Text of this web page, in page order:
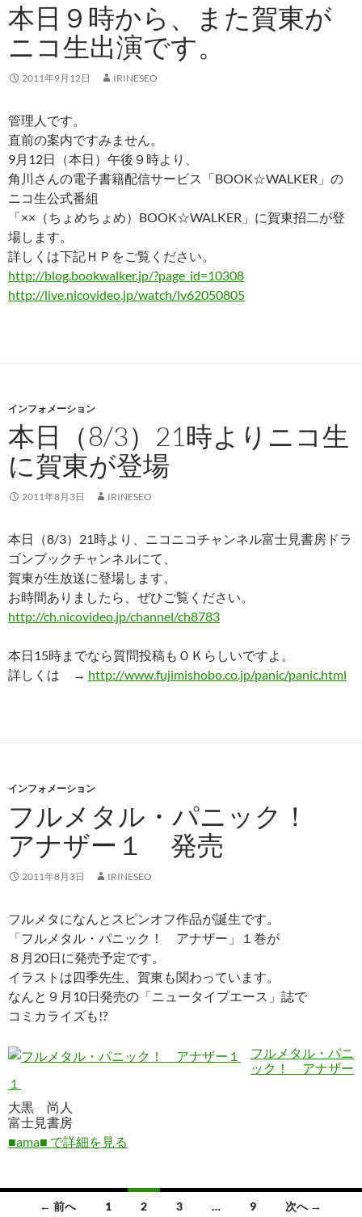
本日９時から、また賀東が
ニコ生出演です。
2011年9月12日 IRINESEO
管理人です。
直前の案内ですみません。
9月12日（本日）午後９時より、
角川さんの電子書籍配信サービス「BOOK☆WALKER」の
ニコ生公式番組
「××（ちょめちょめ）BOOK☆WALKER」に賀東招二が登
場します。
詳しくは下記ＨＰをご覧ください。
http://blog.bookwalker.jp/?page_id=10308
http://live.nicovideo.jp/watch/lv62050805
インフォメーション
本日（8/3）21時よりニコ生
に賀東が登場
2011年8月3日 IRINESEO
本日（8/3）21時より、ニコニコチャンネル富士見書房ドラ
ゴンブックチャンネルにて、
賀東が生放送に登場します。
お時間ありましたら、ぜひご覧ください。
http://ch.nicovideo.jp/channel/ch8783
本日15時までなら質問投稿もＯＫらしいですよ。
詳しくは → http://www.fujimishobo.co.jp/panic/panic.html
インフォメーション
フルメタル・パニック！
アナザー１ 発売
2011年8月3日 IRINESEO
フルメタになんとスピンオフ作品が誕生です。
「フルメタル・パニック！ アナザー」１巻が
８月20日に発売予定です。
イラストは四季先生、賀東も関わっています。
なんと９月10日発売の「ニュータイプエース」誌で
コミカライズも!?
フルメタル・パニ
ック！ アナザー
１
大黒 尚人
富士見書房
■ama■ で詳細を見る
← 前へ 1 2 3 … 9 次へ →